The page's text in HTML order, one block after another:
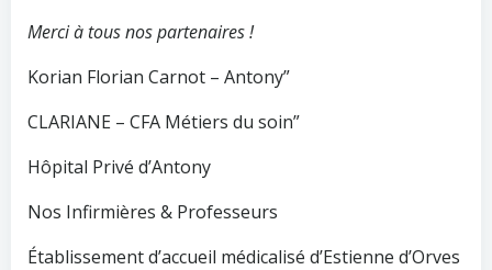
Merci à tous nos partenaires !
Korian Florian Carnot – Antony”
CLARIANE – CFA Métiers du soin”
Hôpital Privé d’Antony
Nos Infirmières & Professeurs
Établissement d’accueil médicalisé d’Estienne d’Orves